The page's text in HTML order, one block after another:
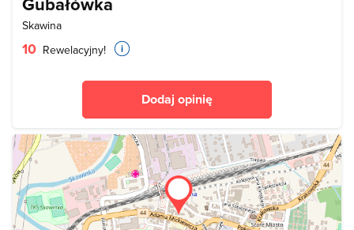
Skawina
10 Rewelacyjny!
Dodaj opinię